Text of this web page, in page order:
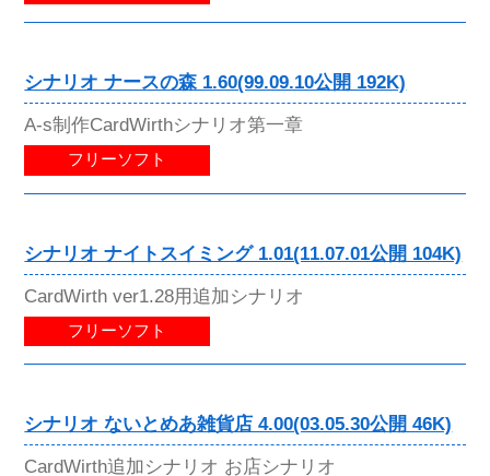
シナリオ ナースの森 1.60(99.09.10公開 192K)
A-s制作CardWirthシナリオ第一章
フリーソフト
シナリオ ナイトスイミング 1.01(11.07.01公開 104K)
CardWirth ver1.28用追加シナリオ
フリーソフト
シナリオ ないとめあ雑貨店 4.00(03.05.30公開 46K)
CardWirth追加シナリオ お店シナリオ